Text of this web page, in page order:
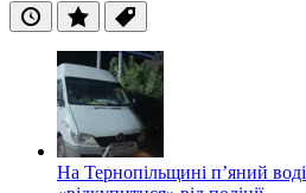
ОстанніПопулярні
Теги
На Тернопільщині п’яний